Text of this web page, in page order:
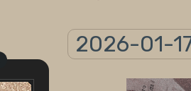
2026-01-